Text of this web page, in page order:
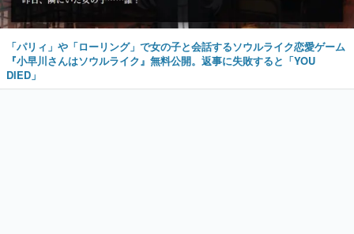
「パリィ」や「ローリング」で女の子と会話するソウルライク恋愛ゲーム
『小早川さんはソウルライク』無料公開。返事に失敗すると「YOU
DIED」